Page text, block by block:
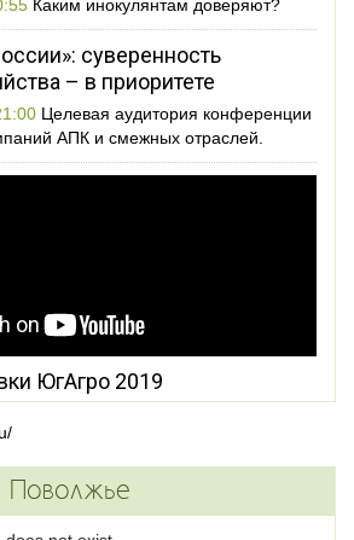
Каким инокулянтам доверяют?
суверенность
– в приоритете
Целевая аудитория конференции
АПК и смежных отраслей.
ЮгАгро 2019